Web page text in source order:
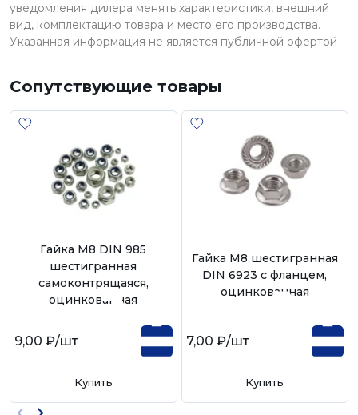
уведомления дилера менять характеристики, внешний
вид, комплектацию товара и место его производства.
Указанная информация не является публичной офертой
Сопутствующие товары
Гайка М8 DIN 985
шестигранная
самоконтрящаяся,
оцинкованная
9,00 ₽/шт
Купить
Гайка М8 шестигранная
DIN 6923 с фланцем,
оцинкованная
7,00 ₽/шт
Купить